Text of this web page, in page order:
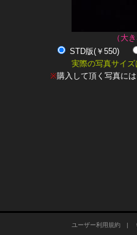
（大
STD版(￥550)
実際の写真サイズ
※購入して頂く写真に
ユーザー利用規約|